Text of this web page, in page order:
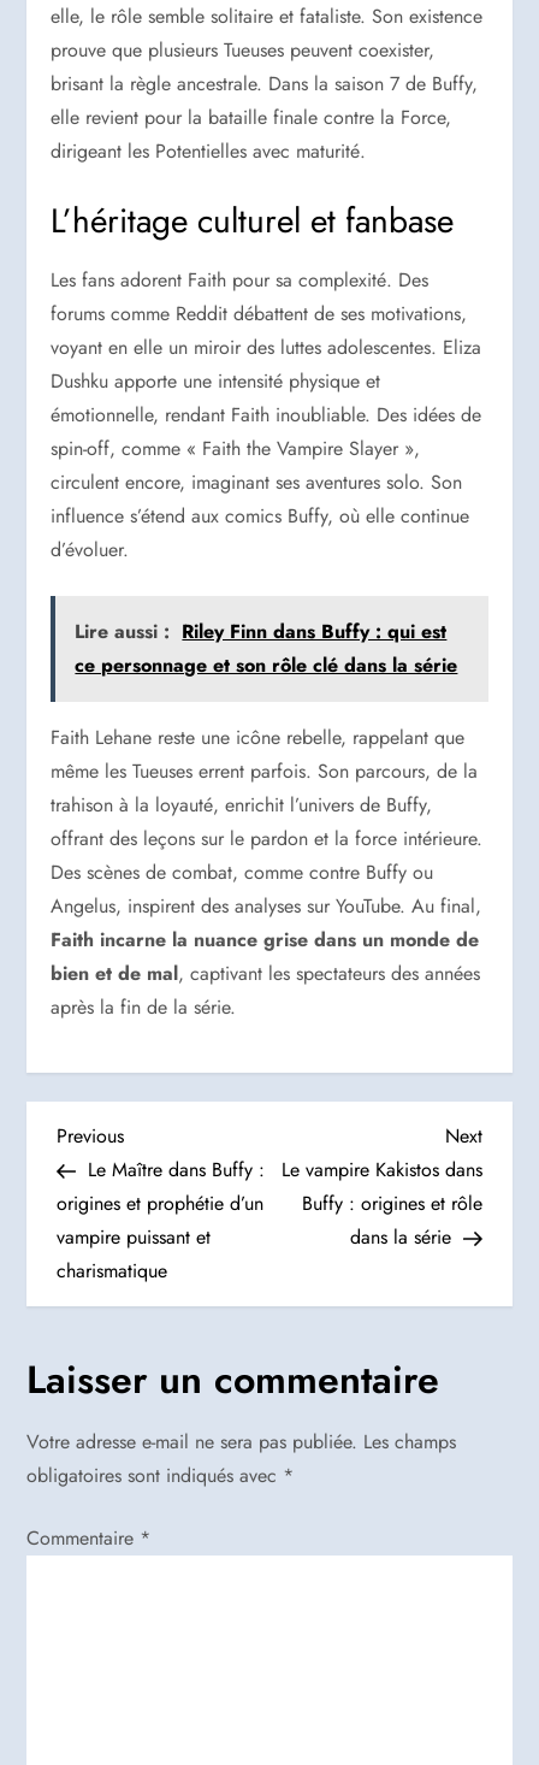
elle, le rôle semble solitaire et fataliste. Son existence
prouve que plusieurs Tueuses peuvent coexister,
brisant la règle ancestrale. Dans la saison 7 de Buffy,
elle revient pour la bataille finale contre la Force,
dirigeant les Potentielles avec maturité.
L’héritage culturel et fanbase
Les fans adorent Faith pour sa complexité. Des
forums comme Reddit débattent de ses motivations,
voyant en elle un miroir des luttes adolescentes. Eliza
Dushku apporte une intensité physique et
émotionnelle, rendant Faith inoubliable. Des idées de
spin-off, comme « Faith the Vampire Slayer »,
circulent encore, imaginant ses aventures solo. Son
influence s’étend aux comics Buffy, où elle continue
d’évoluer.
Lire aussi : Riley Finn dans Buffy : qui est
ce personnage et son rôle clé dans la série
Faith Lehane reste une icône rebelle, rappelant que
même les Tueuses errent parfois. Son parcours, de la
trahison à la loyauté, enrichit l’univers de Buffy,
offrant des leçons sur le pardon et la force intérieure.
Des scènes de combat, comme contre Buffy ou
Angelus, inspirent des analyses sur YouTube. Au final,
Faith incarne la nuance grise dans un monde de
bien et de mal, captivant les spectateurs des années
après la fin de la série.
N
a
v
i
g
a
t
i
Previous
Post
Previous
Le Maître dans Buffy :
origines et prophétie d’un
vampire puissant et
charismatique
Next
Post
Next
Le vampire Kakistos dans
Buffy : origines et rôle
dans la série
Laisser un commentaire
Votre adresse e-mail ne sera pas publiée. Les champs
obligatoires sont indiqués avec *
Commentaire *